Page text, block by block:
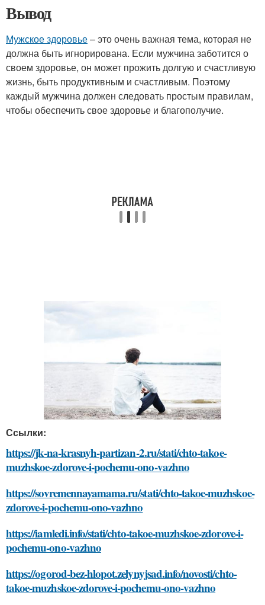
Вывод
Мужское здоровье– это очень важная тема, которая не
должна быть игнорирована. Если мужчина заботится о
своем здоровье, он может прожить долгую и счастливую
жизнь, быть продуктивным и счастливым. Поэтому
каждый мужчина должен следовать простым правилам,
чтобы обеспечить свое здоровье и благополучие.
Ссылки:
https://jk-na-krasnyh-partizan-2.ru/stati/chto-takoe-
muzhskoe-zdorove-i-pochemu-ono-vazhno
https://sovremennayamama.ru/stati/chto-takoe-muzhskoe-
zdorove-i-pochemu-ono-vazhno
https://iamledi.info/stati/chto-takoe-muzhskoe-zdorove-i-
pochemu-ono-vazhno
https://ogorod-bez-hlopot.zelynyjsad.info/novosti/chto-
takoe-muzhskoe-zdorove-i-pochemu-ono-vazhno